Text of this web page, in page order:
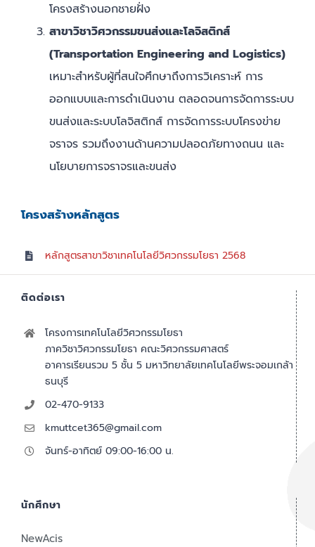
โครงสร้างนอกชายฝั่ง
สาขาวิชาวิศวกรรมขนส่งและโลจิสติกส์
(Transportation Engineering and Logistics)
เหมาะสำหรับผู้ที่สนใจศึกษาถึงการวิเคราะห์ การ
ออกแบบและการดำเนินงาน ตลอดจนการจัดการระบบ
ขนส่งและระบบโลจิสติกส์ การจัดการระบบโครงข่าย
จราจร รวมถึงงานด้านความปลอดภัยทางถนน และ
นโยบายการจราจรและขนส่ง
โครงสร้างหลักสูตร
หลักสูตรสาขาวิชาเทคโนโลยีวิศวกรรมโยธา 2568
ติดต่อเรา
โครงการเทคโนโลยีวิศวกรรมโยธา
ภาควิชาวิศวกรรมโยธา คณะวิศวกรรมศาสตร์
อาคารเรียนรวม 5 ชั้น 5 มหาวิทยาลัยเทคโนโลยีพระจอมเกล้า
ธนบุรี
02-470-9133
kmuttcet365@gmail.com
จันทร์-อาทิตย์ 09:00-16:00 น.
นักศึกษา
NewAcis